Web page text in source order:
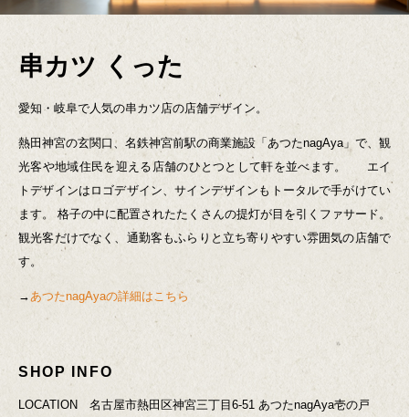
串カツ くった
愛知・岐阜で人気の串カツ店の店舗デザイン。
熱田神宮の玄関口、名鉄神宮前駅の商業施設「あつたnagAya」で、観
光客や地域住民を迎える店舗のひとつとして軒を並べます。
エイ
トデザインはロゴデザイン、サインデザインもトータルで手がけてい
ます。
格子の中に配置されたたくさんの提灯が目を引くファサード。
観光客だけでなく、通勤客もふらりと立ち寄りやすい雰囲気の店舗で
す。
→ あつたnagAyaの詳細はこちら
SHOP INFO
LOCATION
名古屋市熱田区神宮三丁目6-51 あつたnagAya壱の戸